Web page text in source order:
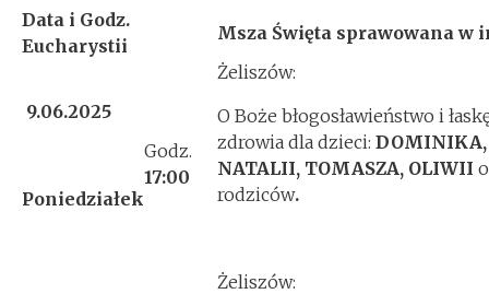
Data i Godz.
Eucharystii
Msza Święta sprawowana w
9.06.2025
Poniedziałek
Godz.
17:00
Żeliszów:
O Boże błogosławieństwo i
zdrowia dla dzieci: DOMINIKA,
NATALII, TOMASZA, OLIWII
rodziców.
Żeliszów: